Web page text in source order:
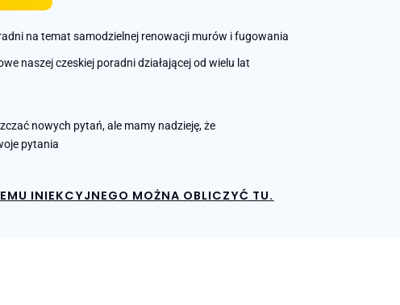
na temat samodzielnej renowacji murów i fugowania
naszej czeskiej poradni działającej od wielu lat
nowych pytań, ale mamy nadzieję, że
pytania
INIEKCYJNEGO MOŻNA OBLICZYĆ TU.